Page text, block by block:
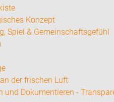
Konzept
Spiel & Gemeinschaftsgefühl
der frischen Luft
und Dokumentieren -